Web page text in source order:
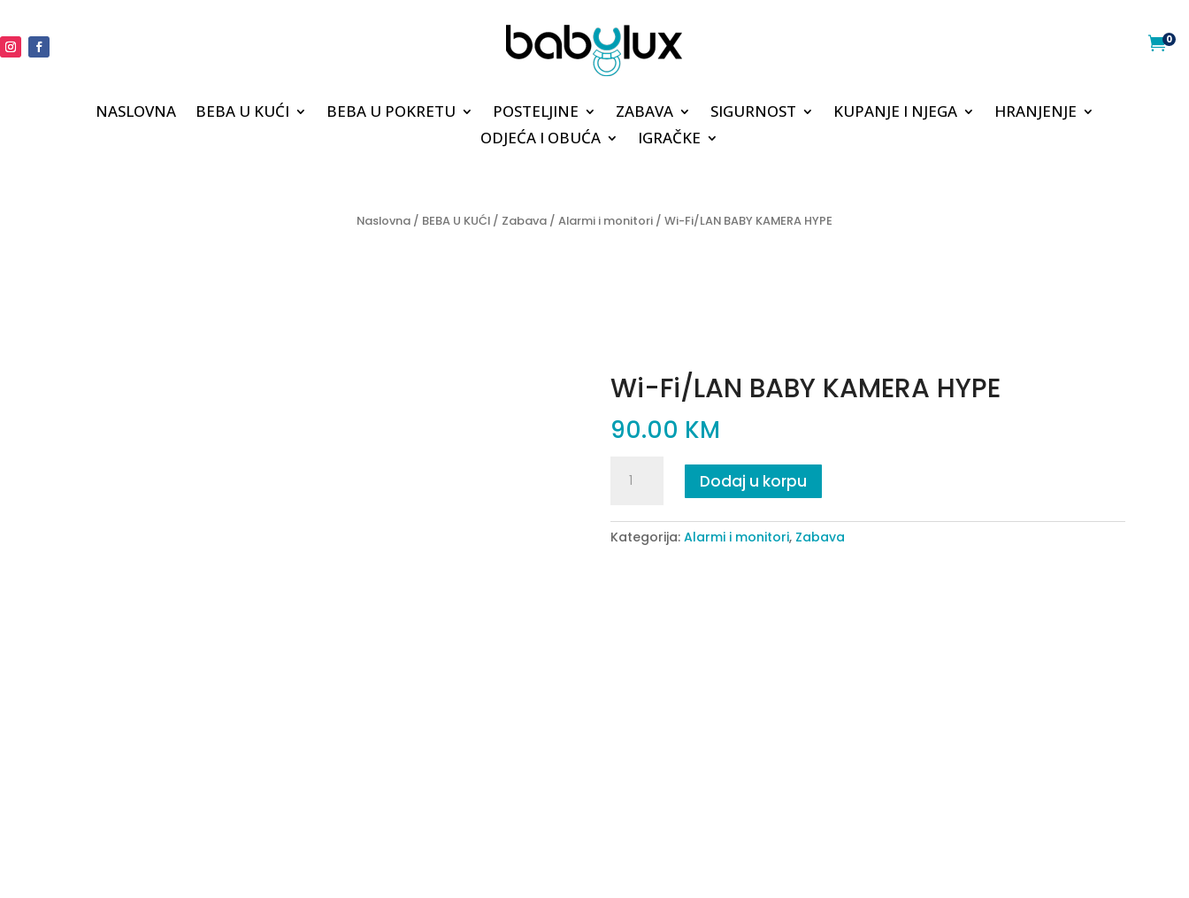
0
NASLOVNA BEBA U KUĆI BEBA U POKRETU POSTELJINE ZABAVA SIGURNOST KUPANJE I NJEGA
HRANJENJE
ODJEĆA I OBUĆA
IGRAČKE
Naslovna / BEBA U KUĆI / Zabava / Alarmi i monitori / Wi-Fi/LAN BABY KAMERA HYPE
Wi-Fi/LAN BABY KAMERA HYPE
90.00 KM
Fi/LAN
KAMERA
HYPE
Dodaj u korpu
Kategorija: Alarmi i monitori, Zabava